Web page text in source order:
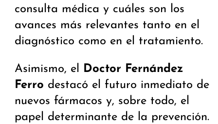
consulta médica y cuáles son los
avances más relevantes tanto en el
diagnóstico como en el tratamiento.
Asimismo, el Doctor Fernández
Ferro destacó el futuro inmediato de
nuevos fármacos y, sobre todo, el
papel determinante de la prevención.